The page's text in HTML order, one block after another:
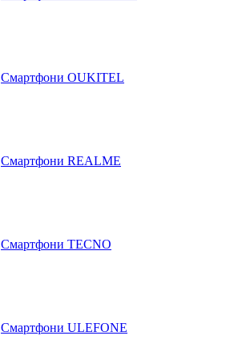
Смартфони OUKITEL
Смартфони REALME
Смартфони TECNO
Смартфони ULEFONE